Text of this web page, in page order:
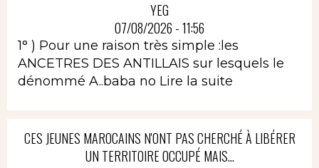
YEG
07/08/2026 - 11:56
1° ) Pour une raison très simple :les
ANCETRES DES ANTILLAIS sur lesquels le
dénommé A..baba no Lire la suite
CES JEUNES MAROCAINS N'ONT PAS CHERCHÉ À LIBÉRER
UN TERRITOIRE OCCUPÉ MAIS...